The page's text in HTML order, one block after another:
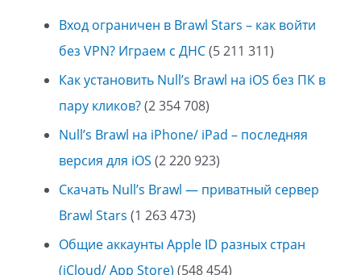
Вход ограничен в Brawl Stars – как войти
без VPN? Играем с ДНС(5 211 311)
Как установить Null’s Brawl на iOS без ПК в
пару кликов?(2 354 708)
Null’s Brawl на iPhone/ iPad – последняя
версия для iOS (2 220 923)
Скачать Null’s Brawl — приватный сервер
Brawl Stars (1 263 473)
Общие аккаунты Apple ID разных стран
(iCloud/ App Store) (548 454)